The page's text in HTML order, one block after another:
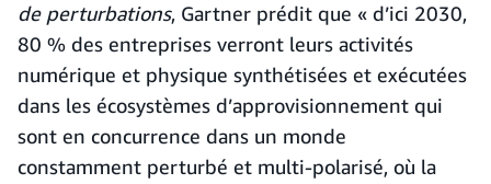
de perturbations, Gartner prédit que « d’ici 2030,
80 % des entreprises verront leurs activités
numérique et physique synthétisées et exécutées
dans les écosystèmes d’approvisionnement qui
sont en concurrence dans un monde
constamment perturbé et multi-polarisé, où la